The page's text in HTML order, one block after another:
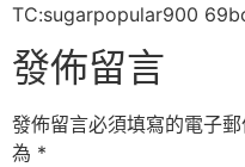
TC:sugarpopular900
發佈留言
發佈留言必須填寫的電子
為 *